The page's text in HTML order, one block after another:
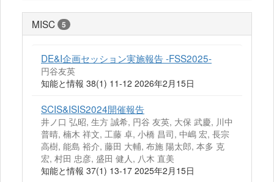
MISC 5
DE&I企画セッション実施報告 -FSS2025-
円谷友英
知能と情報 38(1) 11-12 2026年2月15日
SCIS&ISIS2024開催報告
井ノ口 弘昭, 生方 誠希, 円谷 友英, 大保 武慶, 川中
普晴, 楠木 祥文, 工藤 卓, 小橋 昌司, 中嶋 宏, 長宗
高樹, 能島 裕介, 藤田 大輔, 布施 陽太郎, 本多 克
宏, 村田 忠彦, 盛田 健人, 八木 直美
知能と情報 37(1) 13-17 2025年2月15日